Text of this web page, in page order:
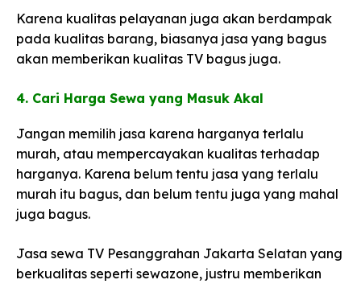
Karena kualitas pelayanan juga akan berdampak
pada kualitas barang, biasanya jasa yang bagus
akan memberikan kualitas TV bagus juga.
4. Cari Harga Sewa yang Masuk Akal​
Jangan memilih jasa karena harganya terlalu
murah, atau mempercayakan kualitas terhadap
harganya. Karena belum tentu jasa yang terlalu
murah itu bagus, dan belum tentu juga yang mahal
juga bagus.
Jasa sewa TV Pesanggrahan Jakarta Selatan yang
berkualitas seperti sewazone, justru memberikan